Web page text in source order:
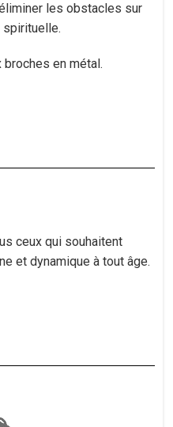
les obstacles sur
spirituelle.
en métal.
ceux qui souhaitent
et dynamique à tout âge.